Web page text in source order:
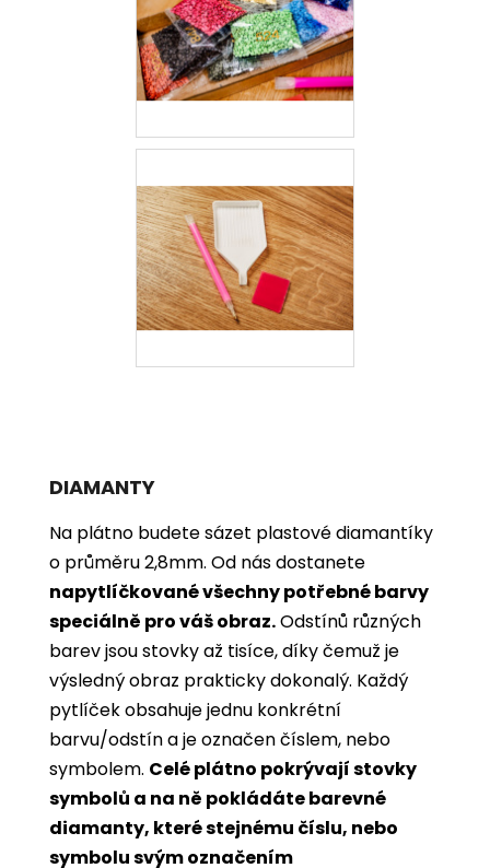
DIAMANTY
Na plátno budete sázet plastové diamantíky
o průměru 2,8mm. Od nás dostanete
napytlíčkované všechny potřebné barvy
speciálně pro váš obraz.Odstínů různých
barev jsou stovky až tisíce, díky čemuž je
výsledný obraz prakticky dokonalý. Každý
pytlíček obsahuje jednu konkrétní
barvu/odstín a je označen číslem, nebo
symbolem. Celé plátno pokrývají stovky
symbolů a na ně pokládáte barevné
diamanty, které stejnému číslu, nebo
symbolu svým označením